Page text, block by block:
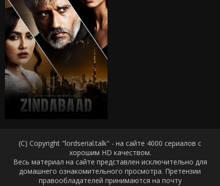
(C) Copyright "lordserial.talk" - на сайте 4000 сериалов с
хорошим HD качеством.
Весь материал на сайте представлен исключительно для
домашнего ознакомительного просмотра. Претензии
правообладателей принимаются на почту